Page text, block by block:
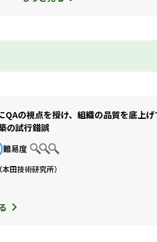
QAの視点を授け、組織の品質を底上
の試行錯誤
難易度
田技術研究所）